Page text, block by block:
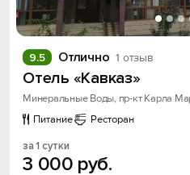
Отлично 1 отзыв
9.5
Отель «Кавказ»
Минеральные Воды, пр-кт Карла
Питание
Ресторан
за 1 сутки
3 000 руб.